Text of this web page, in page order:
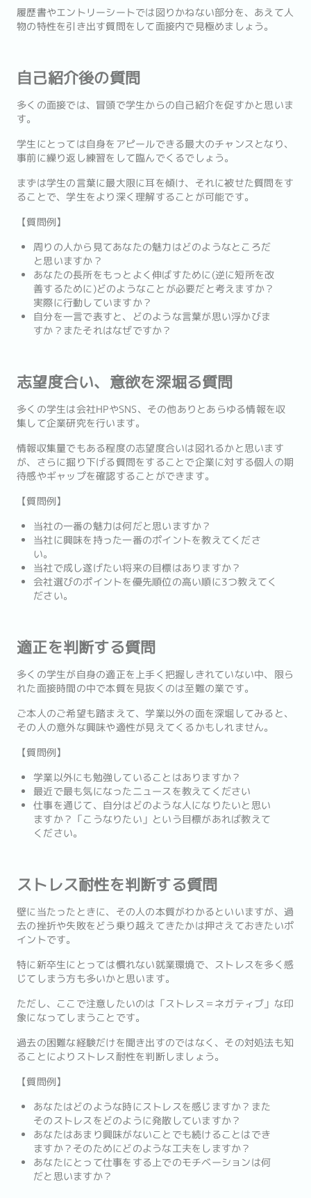
履歴書やエントリーシートでは図りかねない部分を、あえて人
物の特性を引き出す質問をして面接内で見極めましょう。
自己紹介後の質問
多くの面接では、冒頭で学生からの自己紹介を促すかと思いま
す。
学生にとっては自身をアピールできる最大のチャンスとなり、
事前に繰り返し練習をして臨んでくるでしょう。
まずは学生の言葉に最大限に耳を傾け、それに被せた質問をす
ることで、学生をより深く理解することが可能です。
【質問例】
周りの人から見てあなたの魅力はどのようなところだ
と思いますか？
あなたの長所をもっとよく伸ばすために(逆に短所を改
善するために)どのようなことが必要だと考えますか？
実際に行動していますか？
自分を一言で表すと、どのような言葉が思い浮かびま
すか？またそれはなぜですか？
志望度合い、意欲を深堀る質問
多くの学生は会社HPやSNS、その他ありとあらゆる情報を収
集して企業研究を行います。
情報収集量でもある程度の志望度合いは図れるかと思います
が、さらに掘り下げる質問をすることで企業に対する個人の期
待感やギャップを確認することができます。
【質問例】
当社の一番の魅力は何だと思いますか？
当社に興味を持った一番のポイントを教えてくださ
い。
当社で成し遂げたい将来の目標はありますか？
会社選びのポイントを優先順位の高い順に3つ教えてく
ださい。
適正を判断する質問
多くの学生が自身の適正を上手く把握しきれていない中、限ら
れた面接時間の中で本質を見抜くのは至難の業です。
ご本人のご希望も踏まえて、学業以外の面を深堀してみると、
その人の意外な興味や適性が見えてくるかもしれません。
【質問例】
学業以外にも勉強していることはありますか？
最近で最も気になったニュースを教えてください
仕事を通じて、自分はどのような人になりたいと思い
ますか？「こうなりたい」という目標があれば教えて
ください。
ストレス耐性を判断する質問
壁に当たったときに、その人の本質がわかるといいますが、過
去の挫折や失敗をどう乗り越えてきたかは押さえておきたいポ
イントです。
特に新卒生にとっては慣れない就業環境で、ストレスを多く感
じてしまう方も多いかと思います。
ただし、ここで注意したいのは「ストレス＝ネガティブ」な印
象になってしまうことです。
過去の困難な経験だけを聞き出すのではなく、その対処法も知
ることによりストレス耐性を判断しましょう。
【質問例】
あなたはどのような時にストレスを感じますか？また
そのストレスをどのように発散していますか？
あなたはあまり興味がないことでも続けることはでき
ますか？そのためにどのような工夫をしますか？
あなたにとって仕事をする上でのモチベーションは何
だと思いますか？